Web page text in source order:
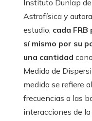
Instituto Dunlap
Astrofísica y
estudio, cada
sí mismo por su
una cantidad
Medida de
medida se refiere
frecuencias a las
interacciones de